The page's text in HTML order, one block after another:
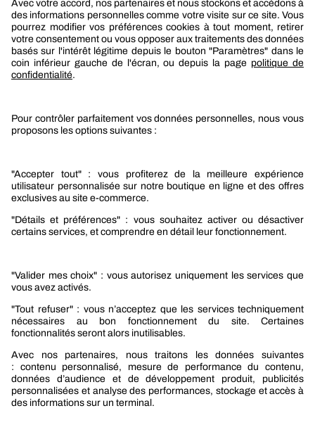
Berner
Boutique Berner
Boutique Berner Industry Services
Le groupe Berner
Nos produits
Sélection produits automobile
Sélection produits bâtiment
Promotions
Nouveautés mobilité
Nouveautés construction
CARRIÈRES
NOTRE OFFRE
Entre vous et nous